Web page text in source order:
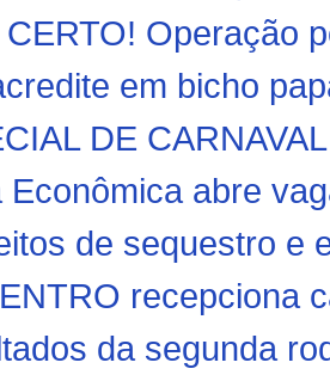
Operação
em bicho
DE
Econômica abre
de sequestro e
recepciona
da segunda